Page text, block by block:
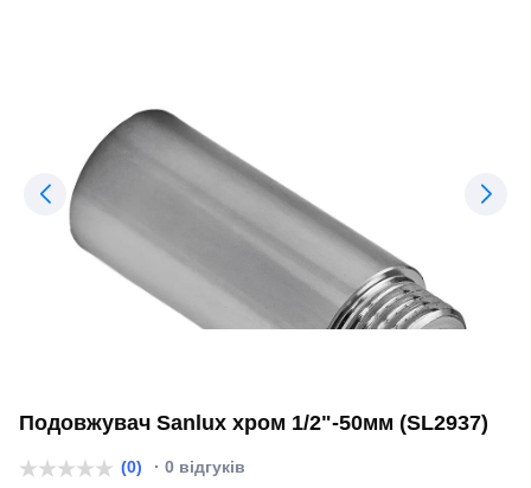
Подовжувач Sanlux хром 1/2"-50мм (SL2937)
(0) · 0 відгуків